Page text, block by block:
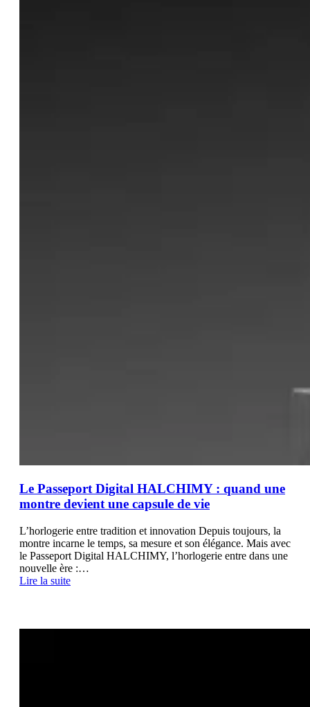
Le Passeport Digital HALCHIMY : quand une
montre devient une capsule de vie
L’horlogerie entre tradition et innovation Depuis toujours, la
montre incarne le temps, sa mesure et son élégance. Mais avec
le Passeport Digital HALCHIMY, l’horlogerie entre dans une
nouvelle ère :…
Lire la suite